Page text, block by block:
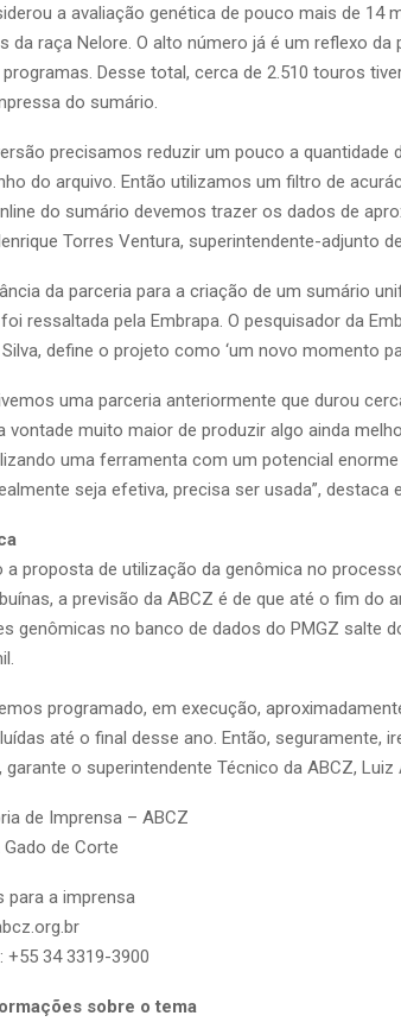
a avaliação genética de pouco mais de 14
da raça Nelore. O alto número já é um reflexo da
Desse total, cerca de 2.510 touros
do sumário.
precisamos reduzir um pouco a quantidade
do arquivo. Então utilizamos um filtro de
do sumário devemos trazer os dados de
Torres Ventura, superintendente-adjunto
da parceria para a criação de um sumário
ressaltada pela Embrapa. O pesquisador da
define o projeto como ‘um novo momento
uma parceria anteriormente que durou
vontade muito maior de produzir algo ainda
uma ferramenta com um potencial
seja efetiva, precisa ser usada”, destaca
a proposta de utilização da genômica no
a previsão da ABCZ é de que até o fim do
genômicas no banco de dados do PMGZ salte
programado, em execução,
até o final desse ano. Então, seguramente,
garante o superintendente Técnico da ABCZ, Luiz
de Imprensa – ABCZ
Gado de Corte
para a imprensa
+55 34 3319-3900
sobre o tema